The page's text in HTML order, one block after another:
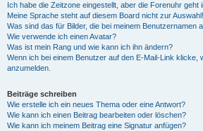
Ich habe die Zeitzone eingestellt, aber die Forenuhr geht
Meine Sprache steht auf diesem Board nicht zur Auswahl!
Was sind das für Bilder, die bei meinem Benutzernamen
Wie verwende ich einen Avatar?
Was ist mein Rang und wie kann ich ihn ändern?
Wenn ich bei einem Benutzer auf den E-Mail-Link klicke,
anzumelden.
Beiträge schreiben
Wie erstelle ich ein neues Thema oder eine Antwort?
Wie kann ich einen Beitrag bearbeiten oder löschen?
Wie kann ich meinem Beitrag eine Signatur anfügen?